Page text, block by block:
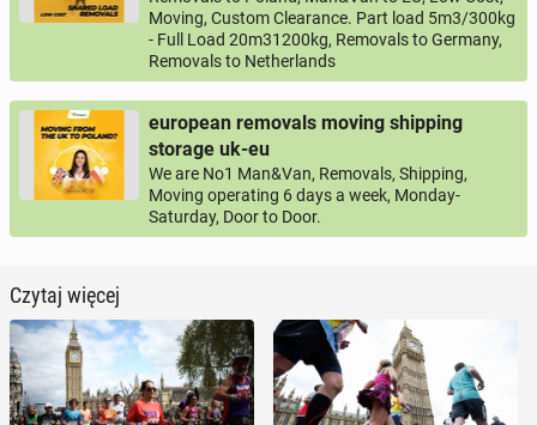
Moving, Custom Clearance. Part load 5m3/300kg
- Full Load 20m31200kg, Removals to Germany,
Removals to Netherlands
european removals moving shipping
storage uk-eu
We are No1 Man&Van, Removals, Shipping,
Moving operating 6 days a week, Monday-
Saturday, Door to Door.
Czytaj więcej